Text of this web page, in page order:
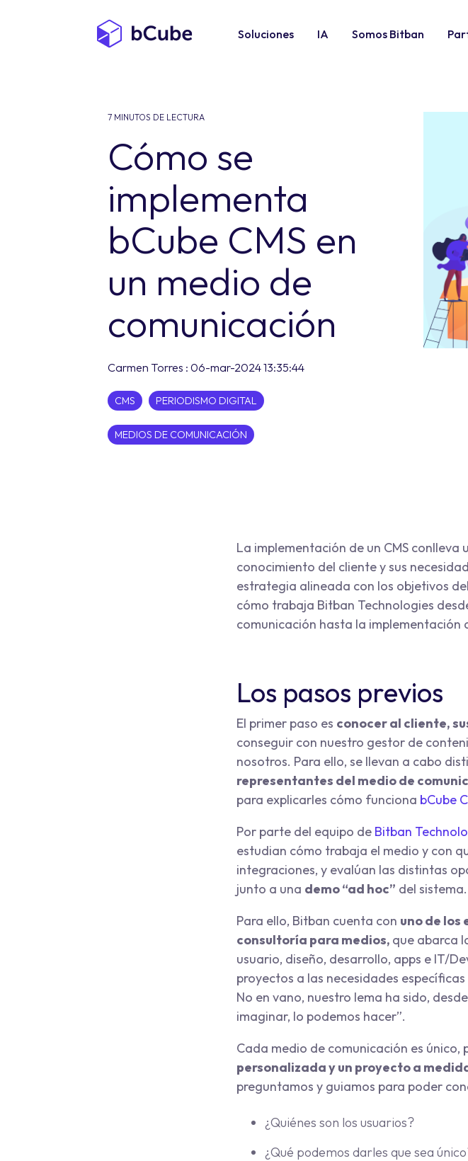
Soluciones IA Somos Bitban
7 MINUTOS DE LECTURA
Cómo se
implementa
bCube CMS en
un medio de
comunicación
Carmen Torres : 06-mar-2024 13:35:44
CMS PERIODISMO DIGITAL
MEDIOS DE COMUNICACIÓN
La implementación de un CMS
conocimiento del cliente y sus
estrategia alineada con los objetivos
cómo trabaja Bitban Technologies
comunicación hasta la implementación
Los pasos previos
El primer paso es conocer al cliente,
conseguir con nuestro gestor de
nosotros. Para ello, se llevan a cabo
representantes del medio de
para explicarles cómo funciona bCube
Por parte del equipo de Bitban
estudian cómo trabaja el medio y con
integraciones, y evalúan las distintas
junto a una demo “ad hoc” del sistema.
Para ello, Bitban cuenta con uno de los
consultoría para medios, que abarca
usuario, diseño, desarrollo, apps e IT/
proyectos a las necesidades
No en vano, nuestro lema ha sido,
imaginar, lo podemos hacer”.
Cada medio de comunicación es único,
personalizada y un proyecto a
preguntamos y guiamos para poder
¿Quiénes son los usuarios?
¿Qué podemos darles que sea